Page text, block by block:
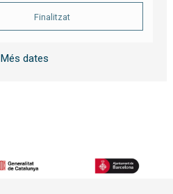
Finalitzat
Més dates